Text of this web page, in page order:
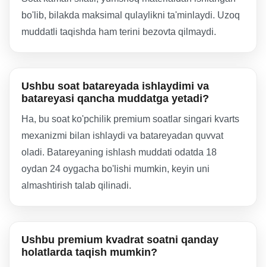
bo'lib, bilakda maksimal qulaylikni ta'minlaydi. Uzoq
muddatli taqishda ham terini bezovta qilmaydi.
Ushbu soat batareyada ishlaydimi va
batareyasi qancha muddatga yetadi?
Ha, bu soat ko'pchilik premium soatlar singari kvarts
mexanizmi bilan ishlaydi va batareyadan quvvat
oladi. Batareyaning ishlash muddati odatda 18
oydan 24 oygacha bo'lishi mumkin, keyin uni
almashtirish talab qilinadi.
Ushbu premium kvadrat soatni qanday
holatlarda taqish mumkin?